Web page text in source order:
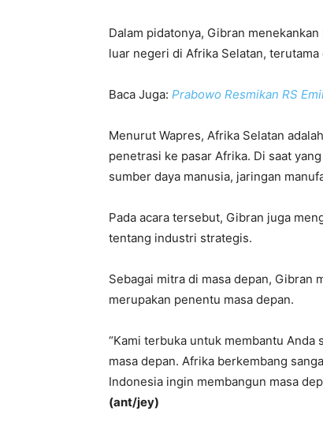
Dalam pidatonya, Gibran
luar negeri di Afrika Selatan,
Baca Juga: Prabowo Resmikan RS
Menurut Wapres, Afrika Selatan
penetrasi ke pasar Afrika. Di saat
sumber daya manusia, jaringan
Pada acara tersebut, Gibran juga
tentang industri strategis.
Sebagai mitra di masa depan, Gibran
merupakan penentu masa depan.
“Kami terbuka untuk membantu Anda
masa depan. Afrika berkembang
Indonesia ingin membangun masa
(ant/jey)